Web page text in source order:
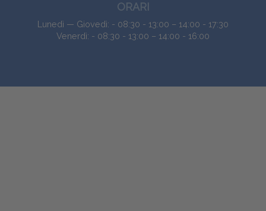
ORARI
Lunedì — Giovedì: - 08:30 - 13:00 – 14:00 - 17:30
Venerdì: - 08:30 - 13:00 – 14:00 - 16:00